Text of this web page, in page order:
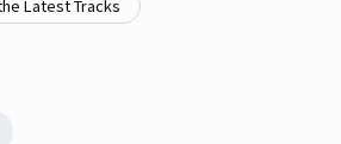
Latest Tracks